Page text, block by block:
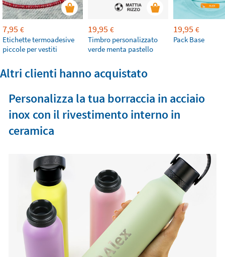
7,95 €
Etichette termoadesive
piccole per vestiti
19,95 €
Timbro personalizzato
verde menta pastello
19,95 €
Pack Base
Altri clienti hanno acquistato
Personalizza la tua borraccia in acciaio
inox con il rivestimento interno in
ceramica